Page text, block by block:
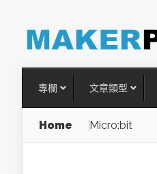
專欄 文章類型
Home Micro:bit